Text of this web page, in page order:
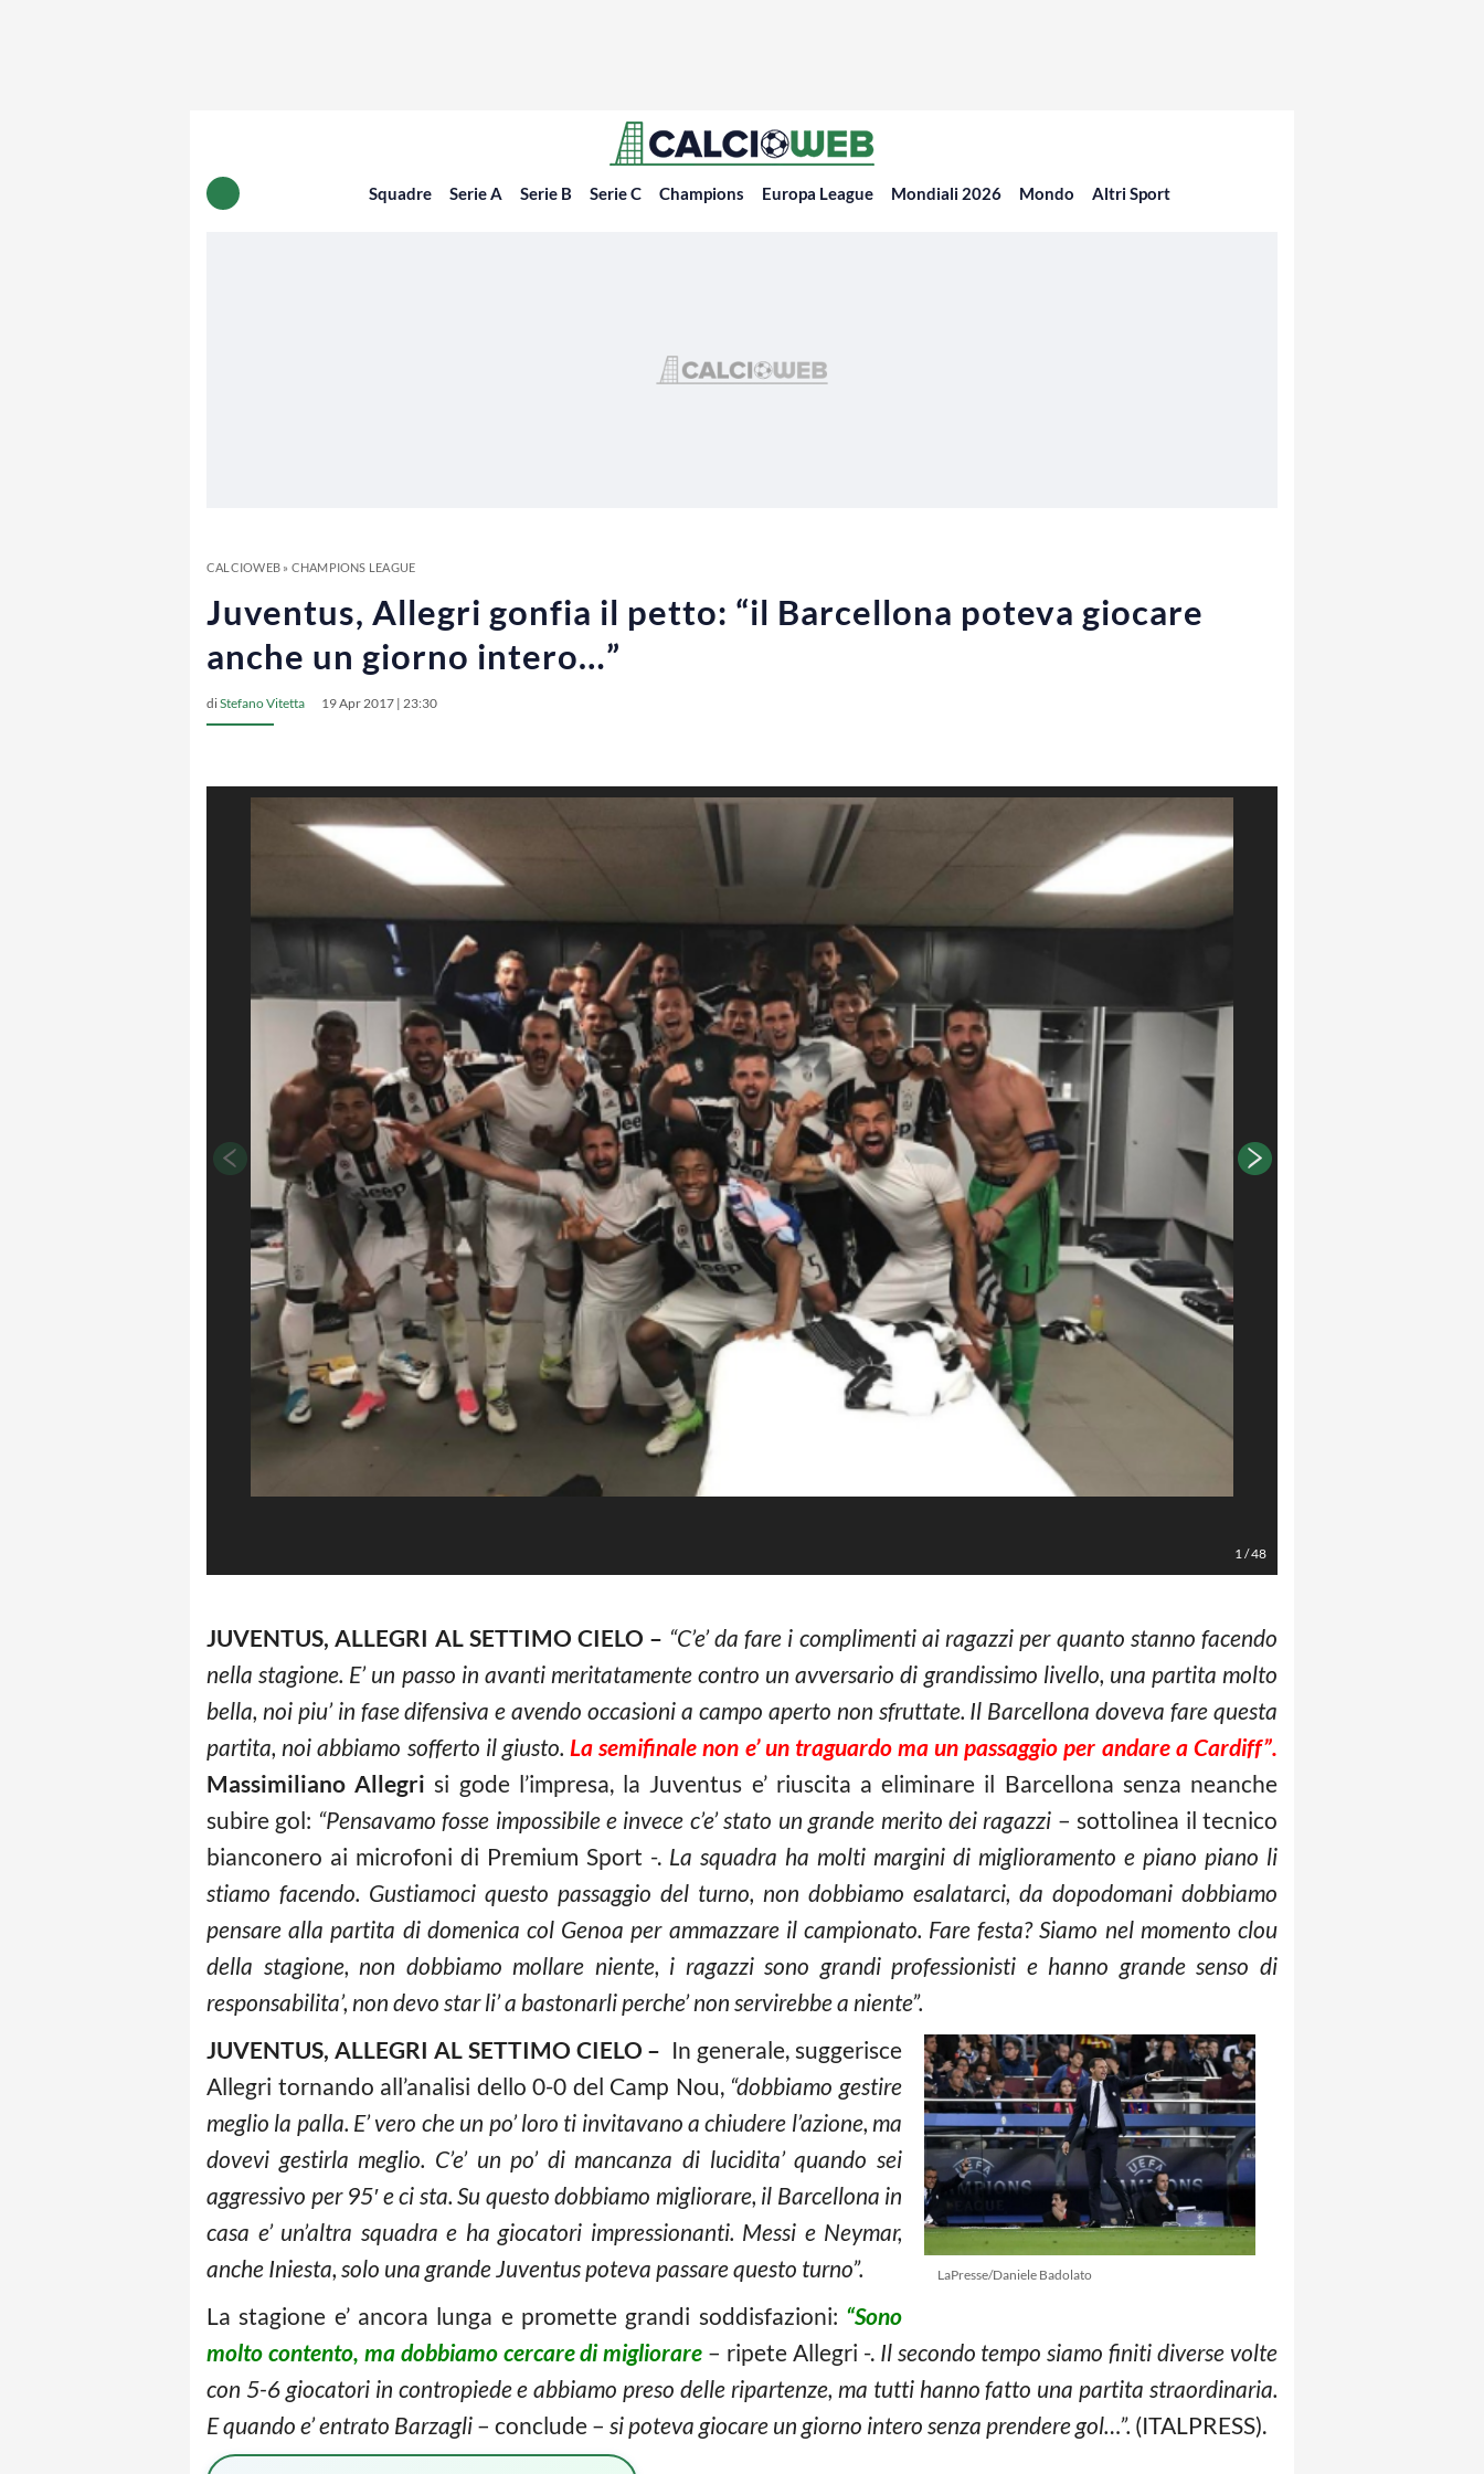
Squadre Serie A Serie B Serie C Champions Europa League Mondiali 2026 Mondo Altri Sport
CALCIOWEB» CHAMPIONS LEAGUE
Juventus, Allegri gonfia il petto: “il Barcellona poteva giocare
anche un giorno intero…”
diStefano Vitetta 19 Apr 2017 | 23:30
1/48
JUVENTUS, ALLEGRI AL SETTIMO CIELO – “C’e’ da fare i complimenti ai ragazzi per quanto stanno facendo
nella stagione. E’ un passo in avanti meritatamente contro un avversario di grandissimo livello, una partita molto
bella, noi piu’ in fase difensiva e avendo occasioni a campo aperto non sfruttate. Il Barcellona doveva fare questa
partita, noi abbiamo sofferto il giusto. La semifinale non e’ un traguardo ma un passaggio per andare a Cardiff”.
Massimiliano Allegri si gode l’impresa, la Juventus e’ riuscita a eliminare il Barcellona senza neanche
subire gol: “Pensavamo fosse impossibile e invece c’e’ stato un grande merito dei ragazzi – sottolinea il tecnico
bianconero ai microfoni di Premium Sport -. La squadra ha molti margini di miglioramento e piano piano li
stiamo facendo. Gustiamoci questo passaggio del turno, non dobbiamo esalatarci, da dopodomani dobbiamo
pensare alla partita di domenica col Genoa per ammazzare il campionato. Fare festa? Siamo nel momento clou
della stagione, non dobbiamo mollare niente, i ragazzi sono grandi professionisti e hanno grande senso di
responsabilita’, non devo star li’ a bastonarli perche’ non servirebbe a niente”.
LaPresse/Daniele Badolato
JUVENTUS, ALLEGRI AL SETTIMO CIELO – In generale, suggerisce
Allegri tornando all’analisi dello 0-0 del Camp Nou, “dobbiamo gestire
meglio la palla. E’ vero che un po’ loro ti invitavano a chiudere l’azione, ma
dovevi gestirla meglio. C’e’ un po’ di mancanza di lucidita’ quando sei
aggressivo per 95′ e ci sta. Su questo dobbiamo migliorare, il Barcellona in
casa e’ un’altra squadra e ha giocatori impressionanti. Messi e Neymar,
anche Iniesta, solo una grande Juventus poteva passare questo turno”.
La stagione e’ ancora lunga e promette grandi soddisfazioni: “Sono
molto contento, ma dobbiamo cercare di migliorare – ripete Allegri -. Il secondo tempo siamo finiti diverse volte
con 5-6 giocatori in contropiede e abbiamo preso delle ripartenze, ma tutti hanno fatto una partita straordinaria.
E quando e’ entrato Barzagli – conclude – si poteva giocare un giorno intero senza prendere gol…”. (ITALPRESS).